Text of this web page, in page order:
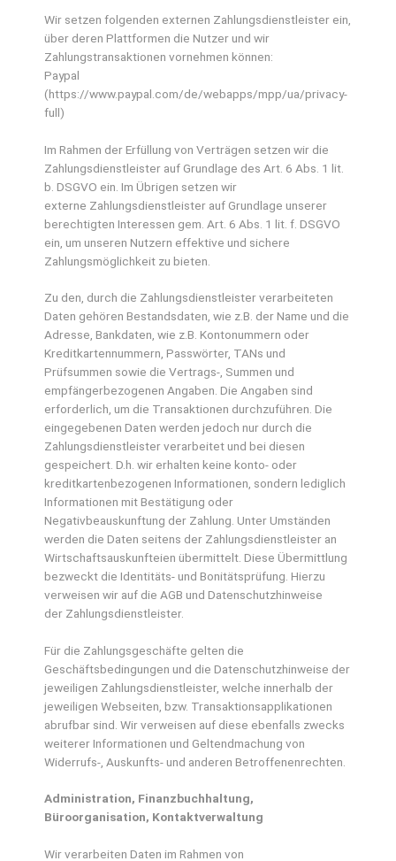
Wir setzen folgenden externen Zahlungsdienstleister ein,
über deren Plattformen die Nutzer und wir
Zahlungstransaktionen vornehmen können:
Paypal
(https://www.paypal.com/de/webapps/mpp/ua/privacy-
full)
Im Rahmen der Erfüllung von Verträgen setzen wir die
Zahlungsdienstleister auf Grundlage des Art. 6 Abs. 1 lit.
b. DSGVO ein. Im Übrigen setzen wir
externe Zahlungsdienstleister auf Grundlage unserer
berechtigten Interessen gem. Art. 6 Abs. 1 lit. f. DSGVO
ein, um unseren Nutzern effektive und sichere
Zahlungsmöglichkeit zu bieten.
Zu den, durch die Zahlungsdienstleister verarbeiteten
Daten gehören Bestandsdaten, wie z.B. der Name und die
Adresse, Bankdaten, wie z.B. Kontonummern oder
Kreditkartennummern, Passwörter, TANs und
Prüfsummen sowie die Vertrags-, Summen und
empfängerbezogenen Angaben. Die Angaben sind
erforderlich, um die Transaktionen durchzuführen. Die
eingegebenen Daten werden jedoch nur durch die
Zahlungsdienstleister verarbeitet und bei diesen
gespeichert. D.h. wir erhalten keine konto- oder
kreditkartenbezogenen Informationen, sondern lediglich
Informationen mit Bestätigung oder
Negativbeauskunftung der Zahlung. Unter Umständen
werden die Daten seitens der Zahlungsdienstleister an
Wirtschaftsauskunfteien übermittelt. Diese Übermittlung
bezweckt die Identitäts- und Bonitätsprüfung. Hierzu
verweisen wir auf die AGB und Datenschutzhinweise
der Zahlungsdienstleister.
Für die Zahlungsgeschäfte gelten die
Geschäftsbedingungen und die Datenschutzhinweise der
jeweiligen Zahlungsdienstleister, welche innerhalb der
jeweiligen Webseiten, bzw. Transaktionsapplikationen
abrufbar sind. Wir verweisen auf diese ebenfalls zwecks
weiterer Informationen und Geltendmachung von
Widerrufs-, Auskunfts- und anderen Betroffenenrechten.
Administration, Finanzbuchhaltung,
Büroorganisation, Kontaktverwaltung
Wir verarbeiten Daten im Rahmen von